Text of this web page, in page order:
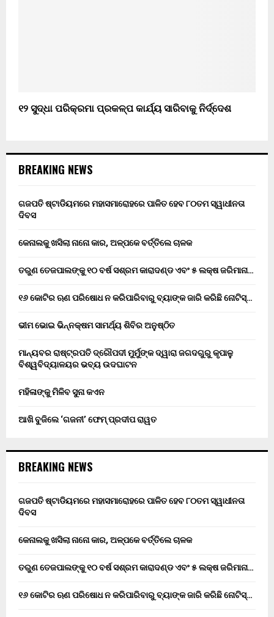
୧୨ ସୁଦ୍ଧା ପରିକ୍ରମା ପ୍ରକଳ୍ପ କାର୍ଯ୍ୟ ସାରିବାକୁ ନିର୍ଦ୍ଦେଶ
BREAKING NEWS
ଗଜପତି ଷ୍ଟାଡିୟମରେ ମହାସମାରୋହରେ ପାଳିତ ହେବ ୮୦ତମ ସ୍ୱାଧୀନତା
ଦିବସ
କେନାଲକୁ ଖସିଲା ନାନୋ କାର, ଅଳ୍ପକେ ବର୍ତ୍ତିଲେ ଚାଳକ
ତରୁଣ ତେଜପାଲଙ୍କୁ ୧୦ ବର୍ଷ ସଶ୍ରମ କାରାଦଣ୍ଡ ଏବଂ ₹୫ ଲକ୍ଷ ଜରିମାନା…
୧୬ କୋଟିର ଋଣ ପରିଷୋଧ ନ କରିପାରିବାରୁ ବ୍ୟାଙ୍କ ଜାରି କରିଛି ନୋଟିସ୍…
ଭୀମ ଭୋଇ ଭିନ୍ନକ୍ଷମ ସାମର୍ଥ୍ୟ ଶିବିର ଅନୁଷ୍ଠିତ
ମାନ୍ୟବର ରାଷ୍ଟ୍ରପତି ଦ୍ରୌପଦୀ ମୁର୍ମୁଙ୍କ ଦ୍ୱାରା ଜଗଦଗୁରୁ କୃପାଳୁ
ବିଶ୍ୱବିଦ୍ୟାଳୟର ଭବ୍ୟ ଉଦଘାଟନ
ମହିଳାଙ୍କୁ ମିଳିବ ସୁନା କଏନ
ଆଖି ବୁଜିଲେ ‘ଗଜନୀ’ ଫେମ୍ ପ୍ରଦୀପ ରାୱତ
BREAKING NEWS
ଗଜପତି ଷ୍ଟାଡିୟମରେ ମହାସମାରୋହରେ ପାଳିତ ହେବ ୮୦ତମ ସ୍ୱାଧୀନତା
ଦିବସ
କେନାଲକୁ ଖସିଲା ନାନୋ କାର, ଅଳ୍ପକେ ବର୍ତ୍ତିଲେ ଚାଳକ
ତରୁଣ ତେଜପାଲଙ୍କୁ ୧୦ ବର୍ଷ ସଶ୍ରମ କାରାଦଣ୍ଡ ଏବଂ ₹୫ ଲକ୍ଷ ଜରିମାନା…
୧୬ କୋଟିର ଋଣ ପରିଷୋଧ ନ କରିପାରିବାରୁ ବ୍ୟାଙ୍କ ଜାରି କରିଛି ନୋଟିସ୍…